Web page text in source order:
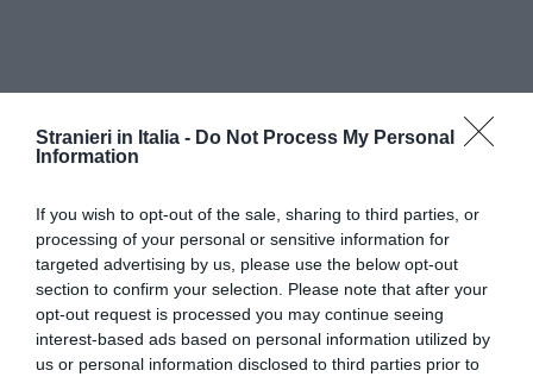
Stranieri in Italia - Do Not Process My Personal
Information
If you wish to opt-out of the sale, sharing to third parties, or
processing of your personal or sensitive information for
targeted advertising by us, please use the below opt-out
section to confirm your selection. Please note that after your
opt-out request is processed you may continue seeing
interest-based ads based on personal information utilized by
us or personal information disclosed to third parties prior to